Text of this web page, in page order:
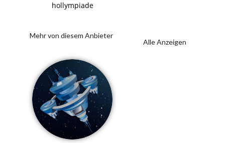
hollympiade
Mehr von diesem Anbieter
Alle Anzeigen